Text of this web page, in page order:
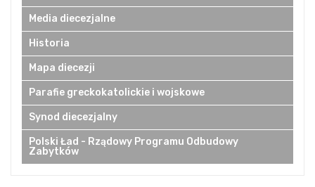
Media diecezjalne
Historia
Mapa diecezji
Parafie greckokatolickie i wojskowe
Synod diecezjalny
Polski Ład - Rządowy Programu Odbudowy
Zabytków